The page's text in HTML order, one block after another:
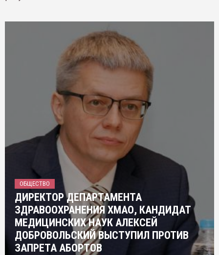
ОБЩЕСТВО
ДИРЕКТОР ДЕПАРТАМЕНТА
ЗДРАВООХРАНЕНИЯ ХМАО, КАНДИДАТ
МЕДИЦИНСКИХ НАУК АЛЕКСЕЙ
ДОБРОВОЛЬСКИЙ ВЫСТУПИЛ ПРОТИВ
ЗАПРЕТА АБОРТОВ